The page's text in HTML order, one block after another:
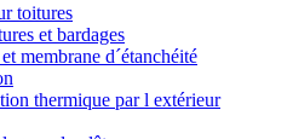
toitures
et bardages
membrane d´étanchéité
thermique par l extérieur